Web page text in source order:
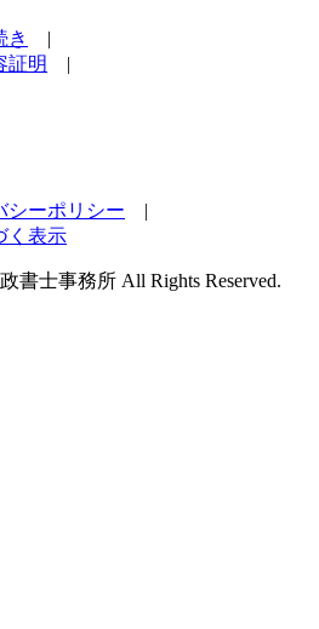
き
|
証明
|
シーポリシー |
く表示
書士事務所 All Rights Reserved.